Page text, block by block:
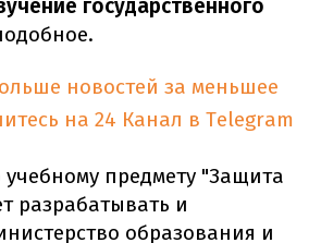
государственного
новостей за меньшее
на 24 Канал в Telegram
предмету "Защита
разрабатывать и
образования и